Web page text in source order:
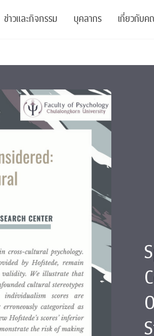
บัณฑิตศึกษา
หลักสูตรปริญญาโทและ
บสนุน
ะดับนานาชาติ
วิชาการ
Stats Clinic
วิทยาเพื่อประสิทธิภาพองค์กร
ข่าวและกิจกรรม
ข่าวประชาสัมพันธ์
เสวนาและบรรยายพิเศษ
ตำแหน่งงาน
บุคลากร
เจ้าหน้าที่
นักวิจัยหลังปริญญา
ผู้บริหาร
เกี่ยวกับค